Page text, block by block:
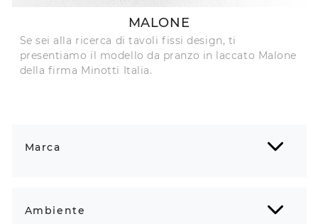
Marca
Ambiente
MALONE
Se sei alla ricerca di tavoli fissi design, ti
presentiamo il modello da pranzo in laccato Malone
della firma Minotti Italia.